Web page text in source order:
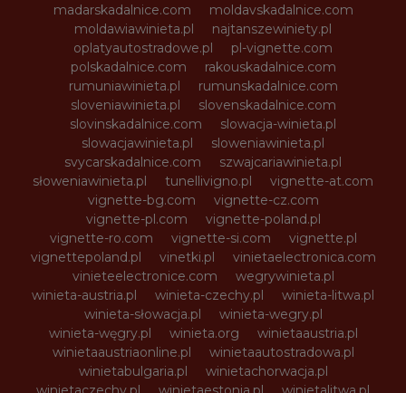
madarskadalnice.com
moldavskadalnice.com
moldawiawinieta.pl
najtanszewiniety.pl
oplatyautostradowe.pl
pl-vignette.com
polskadalnice.com
rakouskadalnice.com
rumuniawinieta.pl
rumunskadalnice.com
sloveniawinieta.pl
slovenskadalnice.com
slovinskadalnice.com
slowacja-winieta.pl
slowacjawinieta.pl
sloweniawinieta.pl
svycarskadalnice.com
szwajcariawinieta.pl
słoweniawinieta.pl
tunellivigno.pl
vignette-at.com
vignette-bg.com
vignette-cz.com
vignette-pl.com
vignette-poland.pl
vignette-ro.com
vignette-si.com
vignette.pl
vignettepoland.pl
vinetki.pl
vinietaelectronica.com
vinieteelectronice.com
wegrywinieta.pl
winieta-austria.pl
winieta-czechy.pl
winieta-litwa.pl
winieta-słowacja.pl
winieta-wegry.pl
winieta-węgry.pl
winieta.org
winietaaustria.pl
winietaaustriaonline.pl
winietaautostradowa.pl
winietabulgaria.pl
winietachorwacja.pl